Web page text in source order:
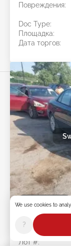
Повреждения:
Doc Type:
Площадка:
Дата торгов:
2000
Лот #:
We use cookies to
?